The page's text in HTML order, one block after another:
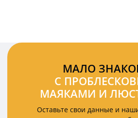
МАЛО
С
МАЯКАМИ И
Оставьте свои данные и